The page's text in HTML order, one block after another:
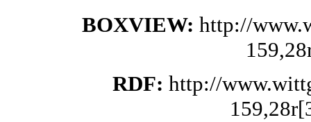
BOXVIEW: http://
RDF: http://